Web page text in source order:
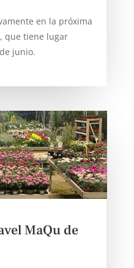
en la próxima
que tiene lugar
junio.
MaQu de